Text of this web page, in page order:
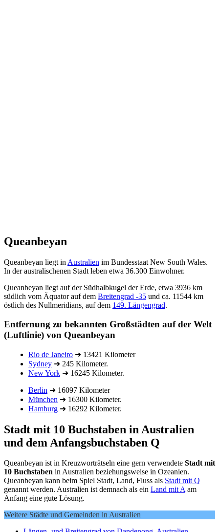
Queanbeyan
Queanbeyan liegt in Australien im Bundesstaat New South Wales.
In der australischenen Stadt leben etwa 36.300 Einwohner.
Queanbeyan liegt auf der Südhalbkugel der Erde, etwa 3936 km
südlich vom Äquator auf dem Breitengrad -35 und ca. 11544 km
östlich des Nullmeridians, auf dem 149. Längengrad.
Entfernung zu bekannten Großstädten auf der Welt
(Luftlinie) von Queanbeyan
Rio de Janeiro ➜ 13421 Kilometer
Sydney ➜ 245 Kilometer.
New York ➜ 16245 Kilometer.
Berlin ➜ 16097 Kilometer
München ➜ 16300 Kilometer.
Hamburg ➜ 16292 Kilometer.
Stadt mit 10 Buchstaben in Australien
und dem Anfangsbuchstaben Q
Queanbeyan ist in Kreuzworträtseln eine gern verwendete Stadt mit
10 Buchstaben in Australien beziehungsweise in Ozeanien.
Queanbeyan kann beim Spiel Stadt, Land, Fluss als Stadt mit Q
genannt werden. Australien ist demnach als ein Land mit Aam
Anfang eine gute Lösung.
Weitere Städte und Gemeinden in Australien